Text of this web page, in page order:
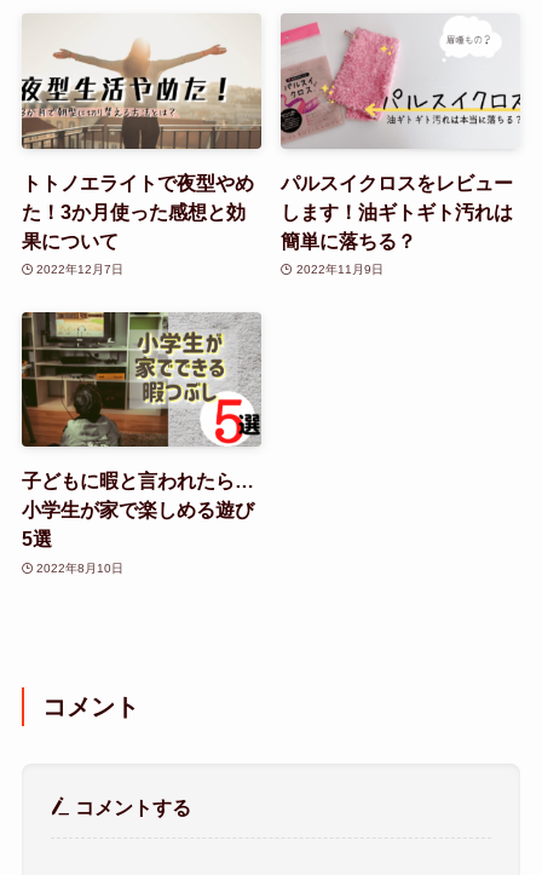
トトノエライトで夜型やめ
た！3か月使った感想と効
果について
2022年12月7日
パルスイクロスをレビュー
します！油ギトギト汚れは
簡単に落ちる？
2022年11月9日
子どもに暇と言われたら…
小学生が家で楽しめる遊び
5選
2022年8月10日
コメント
コメントする